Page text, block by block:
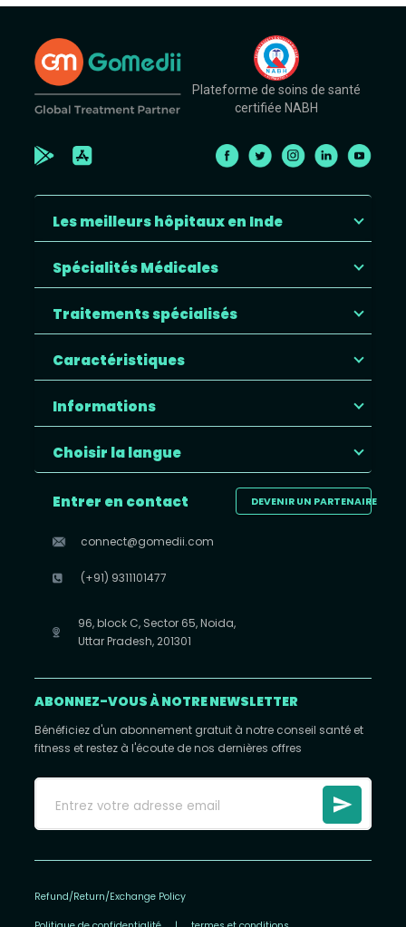
Plateforme de soins de santé
certifiée NABH
Les meilleurs hôpitaux en Inde
Spécialités Médicales
Traitements spécialisés
Caractéristiques
Informations
Choisir la langue
DEVENIR UN PARTENAIRE
Entrer en contact
connect@gomedii.com
(+91) 9311101477
96, block C, Sector 65, Noida,
Uttar Pradesh, 201301
ABONNEZ-VOUS À NOTRE NEWSLETTER
Bénéficiez d'un abonnement gratuit à notre conseil santé et
fitness et restez à l'écoute de nos dernières offres
Refund/Return/Exchange Policy